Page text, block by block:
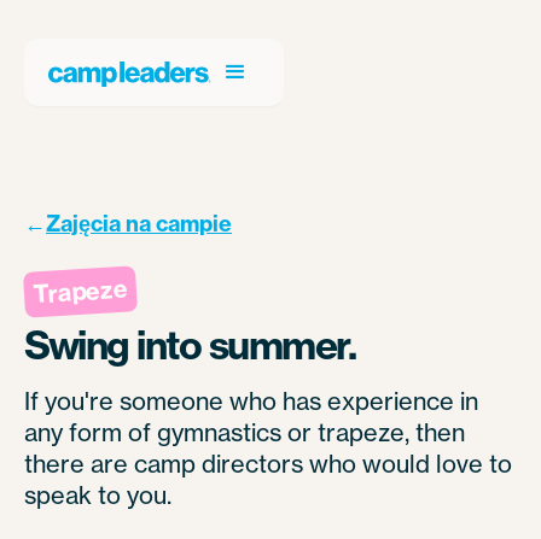
←Zajęcia na campie
Trapeze
Swing into summer.
If you're someone who has experience in
any form of gymnastics or trapeze, then
there are camp directors who would love to
speak to you.